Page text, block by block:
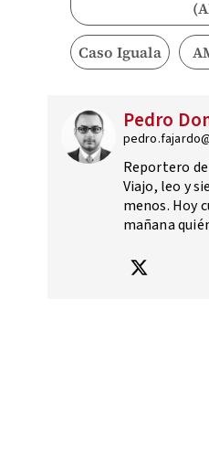
Caso Iguala
Pedro
Reportero de
Viajo, leo y
menos. Hoy
mañana